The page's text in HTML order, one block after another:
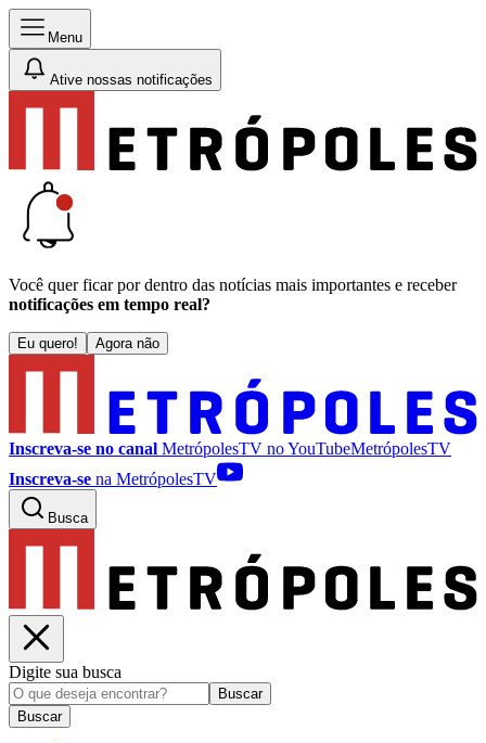
Menu
Ative nossas notificações
Você quer ficar por dentro das notícias mais importantes e receber
notificações em tempo real?
Eu quero! Agora não
Inscreva-se no canal MetrópolesTV noYouTubeMetrópolesTV
Inscreva-se na MetrópolesTV
Busca
Digite sua busca
Buscar
Buscar